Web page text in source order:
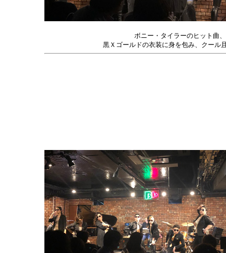
ボニー・タイラーのヒット曲
黒Ｘゴールドの衣装に身を包み、クール